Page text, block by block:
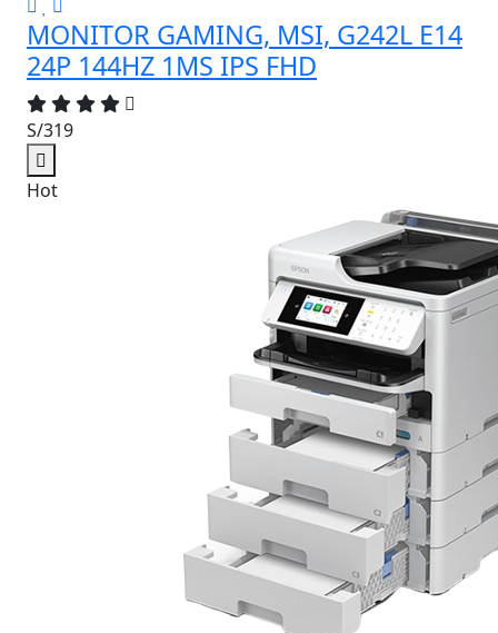
MONITOR GAMING, MSI, G242L E14
24P 144HZ 1MS IPS FHD
S/319
Hot